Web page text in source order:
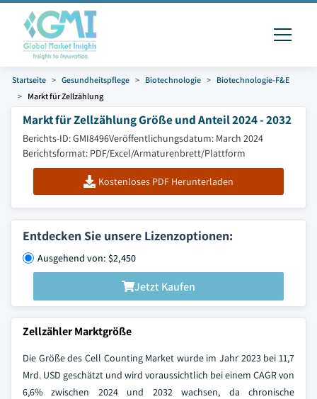
Startseite Gesundheitspflege Biotechnologie
Biotechnologie-F&E
Markt für Zellzählung
Markt für Zellzählung Größe und Anteil 2024 - 2032
Berichts-ID: GMI8496Veröffentlichungsdatum: March 2024
Berichtsformat: PDF/Excel/Armaturenbrett/Plattform
Kostenloses PDF Herunterladen
Entdecken Sie unsere Lizenzoptionen:
Ausgehend von: $2,450
Jetzt Kaufen
Zellzähler Marktgröße
Die Größe des Cell Counting Market wurde im Jahr 2023 bei 11,7
Mrd. USD geschätzt und wird voraussichtlich bei einem CAGR von
6,6% zwischen 2024 und 2032 wachsen, da chronische